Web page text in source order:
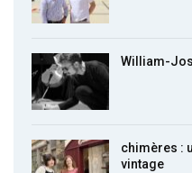
William-
chimères :
vintage